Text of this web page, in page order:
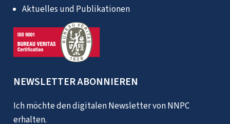
Aktuelles und Publikationen
NEWSLETTER ABONNIEREN
Ich möchte den digitalen Newsletter von NNPC
erhalten.